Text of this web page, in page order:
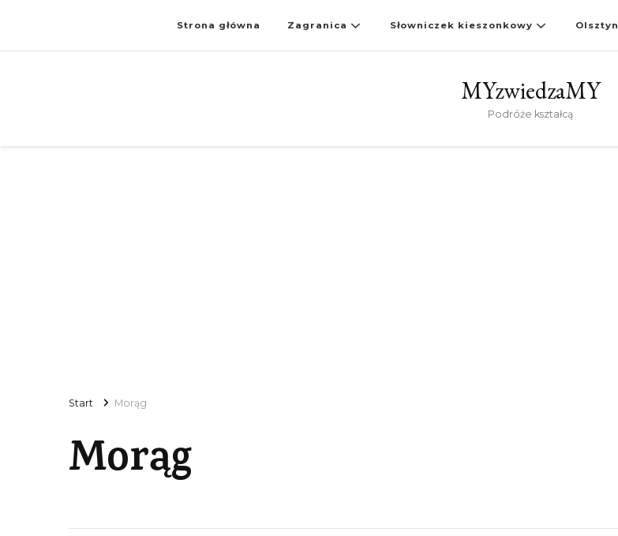
Strona główna Zagranica Słowniczek kieszonkowy Olsztyn
MYzwiedzaMY
Podróże kształcą
Start Morąg
Morąg